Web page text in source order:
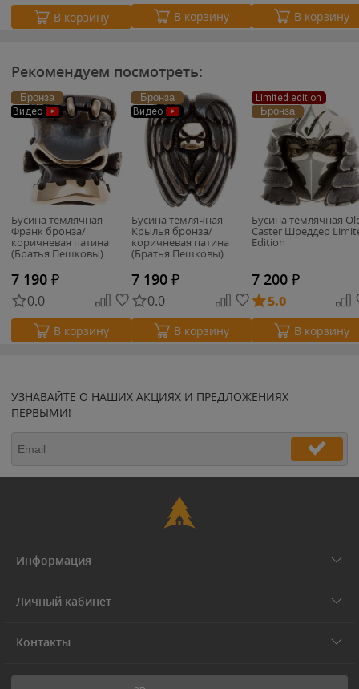
В корзину В корзину В корзину
Рекомендуем посмотреть:
Бронза
Видео
Бусина темлячная
Франк бронза/
коричневая патина
(Братья Пешковы)
7 190 ₽
0.0
В корзину
Бронза
Видео
Бусина темлячная
Крылья бронза/
коричневая патина
(Братья Пешковы)
7 190 ₽
0.0
В корзину
Limited edition
Бронза
Бусина темлячная
Caster Шреддер
Edition
7 200 ₽
5.0
В корзину
УЗНАВАЙТЕ О НАШИХ АКЦИЯХ И ПРЕДЛОЖЕНИЯХ
ПЕРВЫМИ!
Информация
Личный кабинет
Контакты